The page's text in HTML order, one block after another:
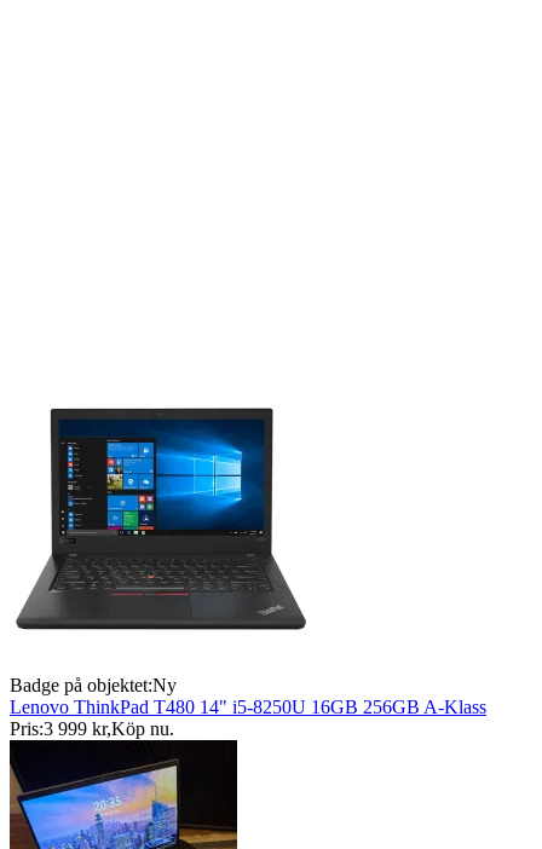
Badge på objektet:Ny
Lenovo ThinkPad T480 14" i5-8250U 16GB 256GB A-Klass
Pris:3 999 kr,Köp nu.